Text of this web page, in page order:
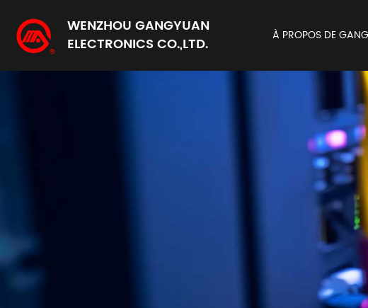
WENZHOU GANGYUAN
ELECTRONICS CO.,LTD.
À PROPOS DE